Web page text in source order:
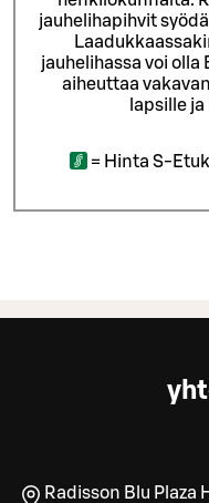
jauhelihapihvit
jauhelihassa voi
aiheuttaa
lapsille
= Hinta S-
Radisson Blu Plaza